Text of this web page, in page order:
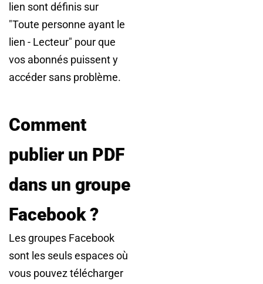
lien sont définis sur
"Toute personne ayant le
lien - Lecteur" pour que
vos abonnés puissent y
accéder sans problème.
Comment
publier un PDF
dans un groupe
Facebook ?
Les groupes Facebook
sont les seuls espaces où
vous pouvez télécharger